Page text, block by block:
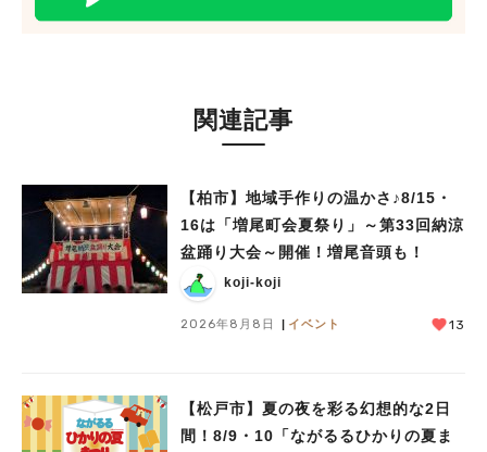
関連記事
【柏市】地域手作りの温かさ♪8/15・
16は「増尾町会夏祭り」～第33回納涼
盆踊り大会～開催！増尾音頭も！
koji-koji
2026年8月8日 イベント 13
【松戸市】夏の夜を彩る幻想的な2日
間！8/9・10「ながるるひかりの夏ま